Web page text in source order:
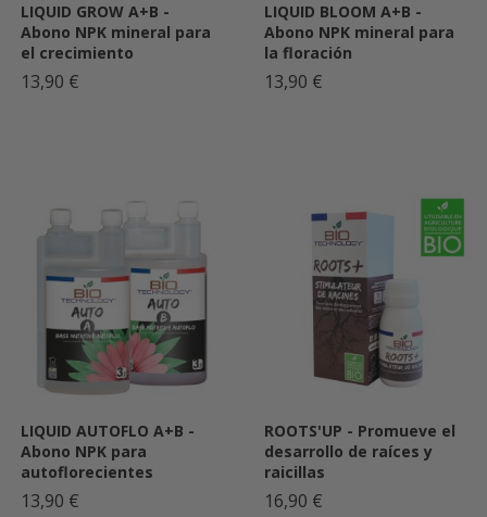
LIQUID GROW A+B -
Abono NPK mineral para
el crecimiento
13,90 €
LIQUID BLOOM A+B -
Abono NPK mineral para
la floración
13,90 €
LIQUID AUTOFLO A+B -
Abono NPK para
autoflorecientes
13,90 €
ROOTS'UP - Promueve el
desarrollo de raíces y
raicillas
16,90 €